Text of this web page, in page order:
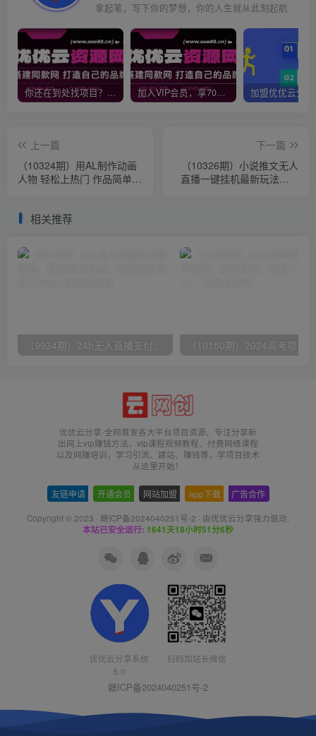
拿起笔，写下你的梦想，你的人生就从此刻起航
你还在到处找项目？还在当韭菜？我靠网创资源站一个月收入5万+，曾经我也是个失败者。 加入VIP会员，享70%的推广提成，免费学习多种网上创业课程，菜鸟秒变大神！
上一篇
（10324期）用AL制作动画
人物 轻松上热门 作品简单好
下一篇
（10326期）小说推文无人
直播一键挂机最新玩法，AI
相关推荐
优优云分享-全网首发各大平台项目资源、专注分享新
出网上vip赚钱方法、vip课程视频教程、付费网络课程
以及网赚培训，学习引流、建站、赚钱等，学项目技术
从这里开始！
友链申请 开通会员 网站加盟 app下载 广告合作
Copyright © 2023 · 赣ICP备2024040251号-2 · 由优优云分享强力驱动.
本站已安全运行: 1641天18小时51分6秒
优优云分享系统
5.0
扫码加站长微信
赣ICP备2024040251号-2